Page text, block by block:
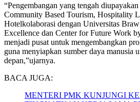
“Pengembangan yang tengah
Community Based Tourism, Hospitality
Hotelkolaborasi dengan Universitas
Excellence dan Center for Future Work
menjadi pusat untuk mengembangkan
guna menyiapkan sumber daya manusia
depan,”ujarnya.
BACA JUGA:
MENTERI PMK KUNJUNGI